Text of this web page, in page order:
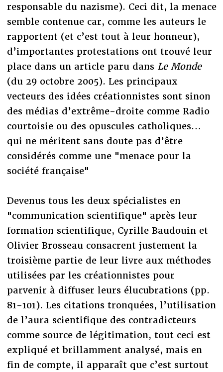
responsable du nazisme). Ceci dit, la menace
semble contenue car, comme les auteurs le
rapportent (et c’est tout à leur honneur),
d’importantes protestations ont trouvé leur
place dans un article paru dans Le Monde
(du 29 octobre 2005). Les principaux
vecteurs des idées créationnistes sont sinon
des médias d’extrême-droite comme Radio
courtoisie ou des opuscules catholiques…
qui ne méritent sans doute pas d’être
considérés comme une "menace pour la
société française"
Devenus tous les deux spécialistes en
"communication scientifique" après leur
formation scientifique, Cyrille Baudouin et
Olivier Brosseau consacrent justement la
troisième partie de leur livre aux méthodes
utilisées par les créationnistes pour
parvenir à diffuser leurs élucubrations (pp.
81-101). Les citations tronquées, l’utilisation
de l’aura scientifique des contradicteurs
comme source de légitimation, tout ceci est
expliqué et brillamment analysé, mais en
fin de compte, il apparaît que c’est surtout